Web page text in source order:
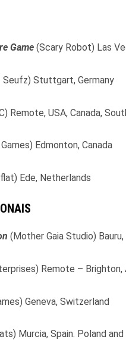
Game (Scary Robot) Las
Seufz) Stuttgart, Germany
Remote, USA, Canada,
Edmonton, Canada
Ede, Netherlands
(Mother Gaia Studio) Bauru,
Remote – Brighton,
Geneva, Switzerland
Murcia, Spain. Poland